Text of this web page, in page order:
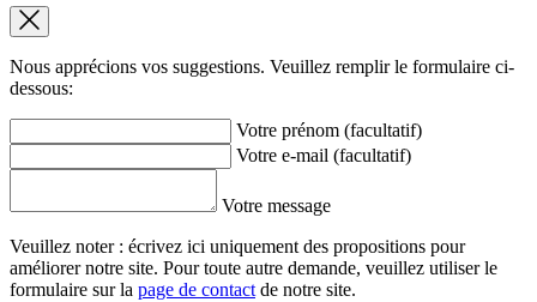
Nous apprécions vos suggestions. Veuillez remplir le formulaire ci-
dessous:
Votre prénom (facultatif)
Votre e-mail (facultatif)
Votre message
Veuillez noter : écrivez ici uniquement des propositions pour
améliorer notre site. Pour toute autre demande, veuillez utiliser le
formulaire sur la page de contact de notre site.